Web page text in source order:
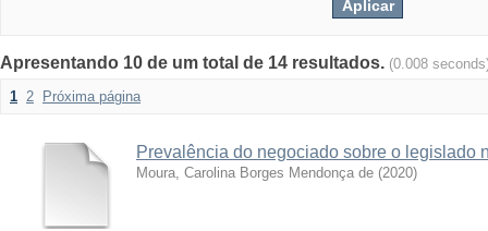
Apresentando 10 de um total de 14 resultados. (0.008
1 2 Próxima página
Prevalência do negociado sobre o legislado
Moura, Carolina Borges Mendonça de (2020)